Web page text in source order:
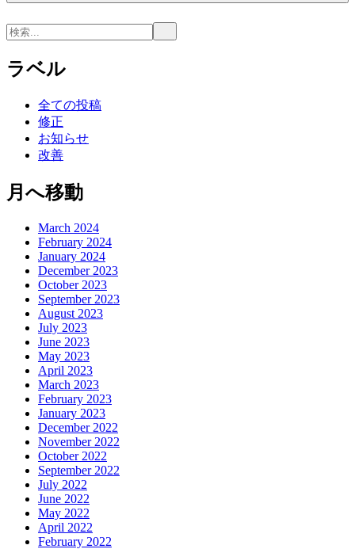
ラベル
全ての投稿
修正
お知らせ
改善
月へ移動
March 2024
February 2024
January 2024
December 2023
October 2023
September 2023
August 2023
July 2023
June 2023
May 2023
April 2023
March 2023
February 2023
January 2023
December 2022
November 2022
October 2022
September 2022
July 2022
June 2022
May 2022
April 2022
February 2022